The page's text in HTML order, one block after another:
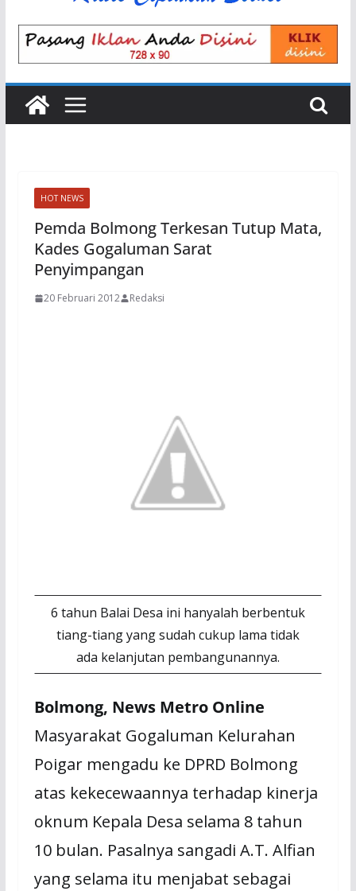
HOT NEWS
Pemda Bolmong Terkesan Tutup Mata,
Kades Gogaluman Sarat
Penyimpangan
20 Februari 2012 Redaksi
6 tahun Balai Desa ini hanyalah berbentuk
tiang-tiang yang sudah cukup lama tidak
ada kelanjutan pembangunannya.
Bolmong, News Metro Online
Masyarakat Gogaluman Kelurahan
Poigar mengadu ke DPRD Bolmong
atas kekecewaannya terhadap kinerja
oknum Kepala Desa selama 8 tahun
10 bulan. Pasalnya sangadi A.T. Alfian
yang selama itu menjabat sebagai